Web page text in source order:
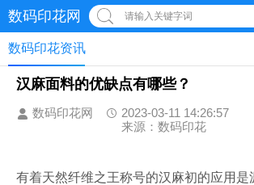
数码印花网 请输入关键字词
数码印花资讯
汉麻面料的优缺点有哪些？
数码印花网
2023-03-11 14:26:57
来源：数码印花
有着天然纤维之王称号的汉麻初的应用是